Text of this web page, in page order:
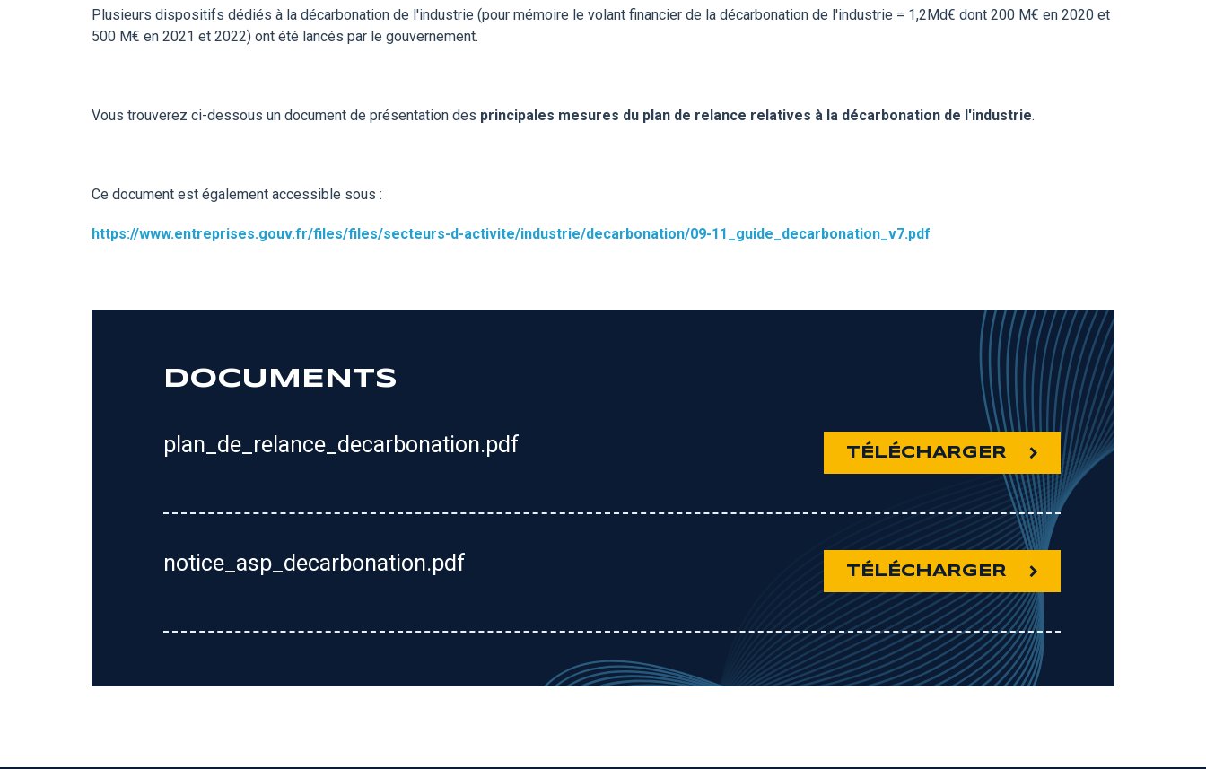
Plusieurs dispositifs dédiés à la décarbonation de l'industrie (pour mémoire le volant financier de la décarbonation de l'industrie = 1,2Md€ dont 200 M€ en 2020 et
500 M€ en 2021 et 2022) ont été lancés par le gouvernement.
Vous trouverez ci-dessous un document de présentation des principales mesures du plan de relance relatives à la décarbonation de l'industrie.
Ce document est également accessible sous :
https://www.entreprises.gouv.fr/files/files/secteurs-d-activite/industrie/decarbonation/09-11_guide_decarbonation_v7.pdf
DOCUMENTS
plan_de_relance_decarbonation.pdf TÉLÉCHARGER
notice_asp_decarbonation.pdf TÉLÉCHARGER